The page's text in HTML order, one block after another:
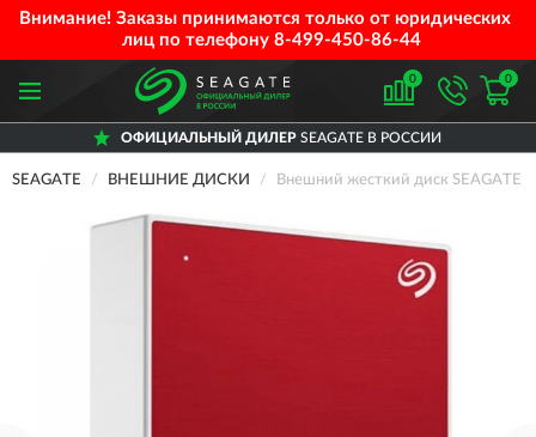
Внимание! Заказы принимаются только от юридических
лиц по телефону 8-499-450-86-44
0 0
ОФИЦИАЛЬНЫЙ ДИЛЕРSEAGATE В РОССИИ
SEAGATE ВНЕШНИЕ ДИСКИ Внешний жесткий диск SEAGATE